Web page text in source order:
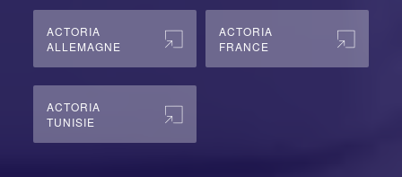
ACTORIA
ALLEMAGNE
ACTORIA
FRANCE
ACTORIA
TUNISIE